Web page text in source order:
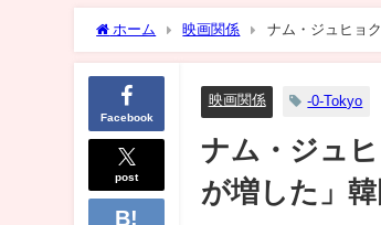
ホーム 映画関係 ナム・ジュヒョ
Facebook
post
映画関係 -0-Tokyo
ナム・ジュ
が増した」